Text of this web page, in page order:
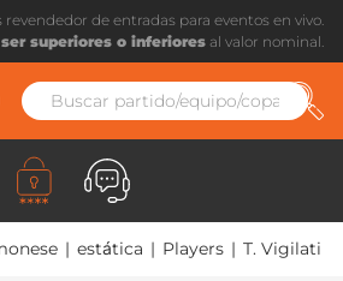
de entradas para eventos en vivo.
superiores o inferiores al valor nominal.
| estática | Players | T. Vigilati